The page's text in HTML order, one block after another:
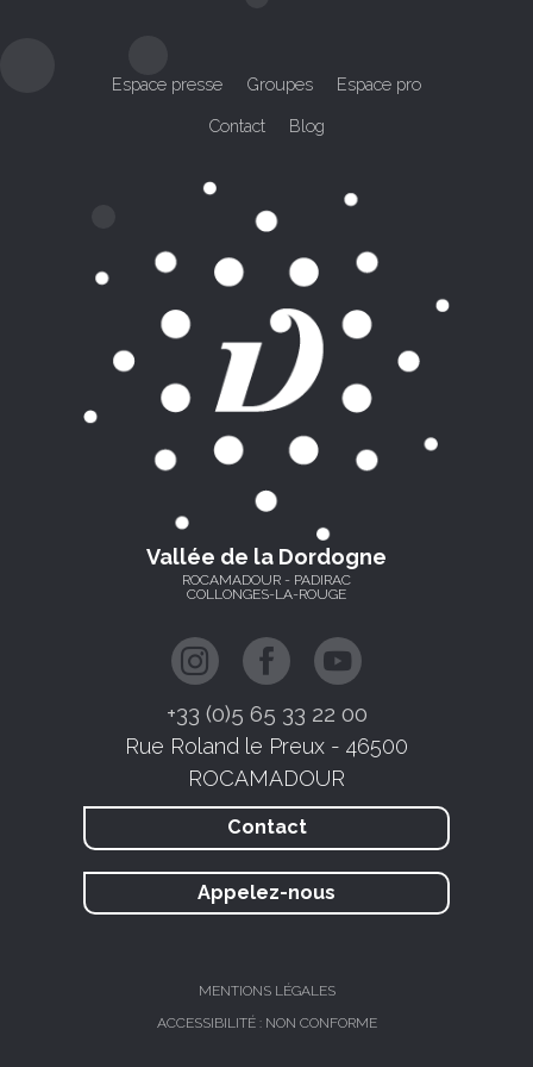
Espace presse Groupes Espace pro
Contact Blog
Vallée de la Dordogne
ROCAMADOUR - PADIRAC
COLLONGES-LA-ROUGE
+33 (0)5 65 33 22 00
Rue Roland le Preux - 46500
ROCAMADOUR
Contact
Appelez-nous
MENTIONS LÉGALES
ACCESSIBILITÉ : NON CONFORME